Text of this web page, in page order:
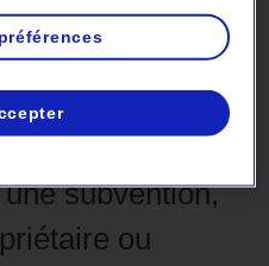
dans votre
subvention,
ou